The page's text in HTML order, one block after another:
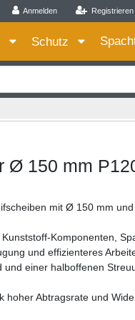
Anmelden Registrieren
Zum
Schutz
Ø 150 mm
mit Ø 150 mm
Komponenten,
und effizienteres
einer halboffenen
Abtragsrate und